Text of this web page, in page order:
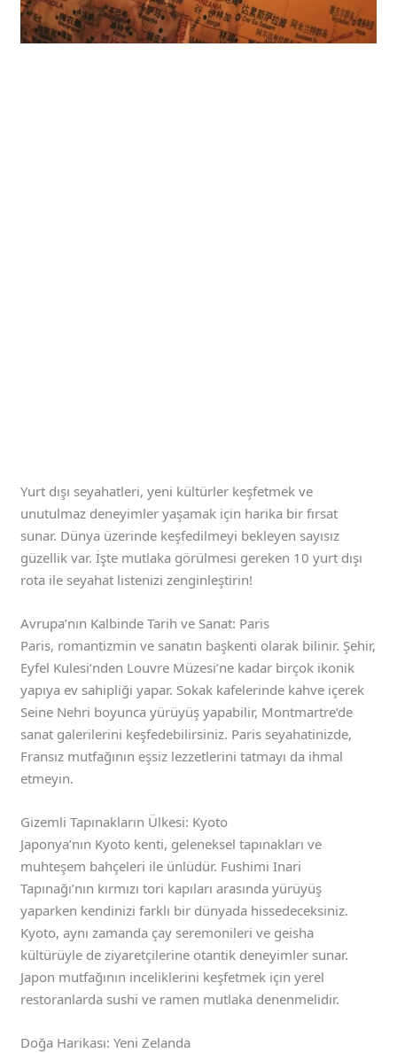
Yurt dışı seyahatleri, yeni kültürler keşfetmek ve
unutulmaz deneyimler yaşamak için harika bir fırsat
sunar. Dünya üzerinde keşfedilmeyi bekleyen sayısız
güzellik var. İşte mutlaka görülmesi gereken 10 yurt dışı
rota ile seyahat listenizi zenginleştirin!
Avrupa’nın Kalbinde Tarih ve Sanat: Paris
Paris, romantizmin ve sanatın başkenti olarak bilinir. Şehir,
Eyfel Kulesi’nden Louvre Müzesi’ne kadar birçok ikonik
yapıya ev sahipliği yapar. Sokak kafelerinde kahve içerek
Seine Nehri boyunca yürüyüş yapabilir, Montmartre’de
sanat galerilerini keşfedebilirsiniz. Paris seyahatinizde,
Fransız mutfağının eşsiz lezzetlerini tatmayı da ihmal
etmeyin.
Gizemli Tapınakların Ülkesi: Kyoto
Japonya’nın Kyoto kenti, geleneksel tapınakları ve
muhteşem bahçeleri ile ünlüdür. Fushimi Inari
Tapınağı’nın kırmızı tori kapıları arasında yürüyüş
yaparken kendinizi farklı bir dünyada hissedeceksiniz.
Kyoto, aynı zamanda çay seremonileri ve geisha
kültürüyle de ziyaretçilerine otantik deneyimler sunar.
Japon mutfağının inceliklerini keşfetmek için yerel
restoranlarda sushi ve ramen mutlaka denenmelidir.
Doğa Harikası: Yeni Zelanda